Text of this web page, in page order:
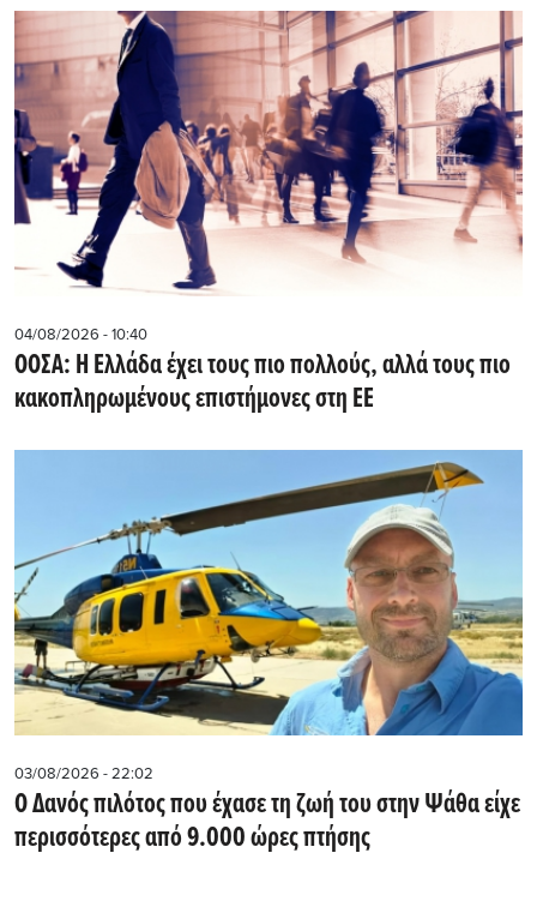
04/08/2026 - 10:40
ΟΟΣΑ: Η Ελλάδα έχει τους πιο πολλούς, αλλά τους πιο
κακοπληρωμένους επιστήμονες στη ΕΕ
03/08/2026 - 22:02
Ο Δανός πιλότος που έχασε τη ζωή του στην Ψάθα είχε
περισσότερες από 9.000 ώρες πτήσης